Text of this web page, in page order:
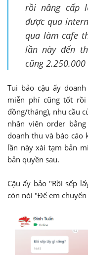
rồi nâng cấp
được qua
qua làm cafe
lần này đến
cũng
Tui bảo cậu ấy
miễn phí cũng tốt
đồng/tháng), nhu cầu
nhân viên order
doanh thu và báo cáo
lần này xài tạm bản
bản quyền sau.
Cậu ấy bảo "Rồi sếp
còn nói "Để em